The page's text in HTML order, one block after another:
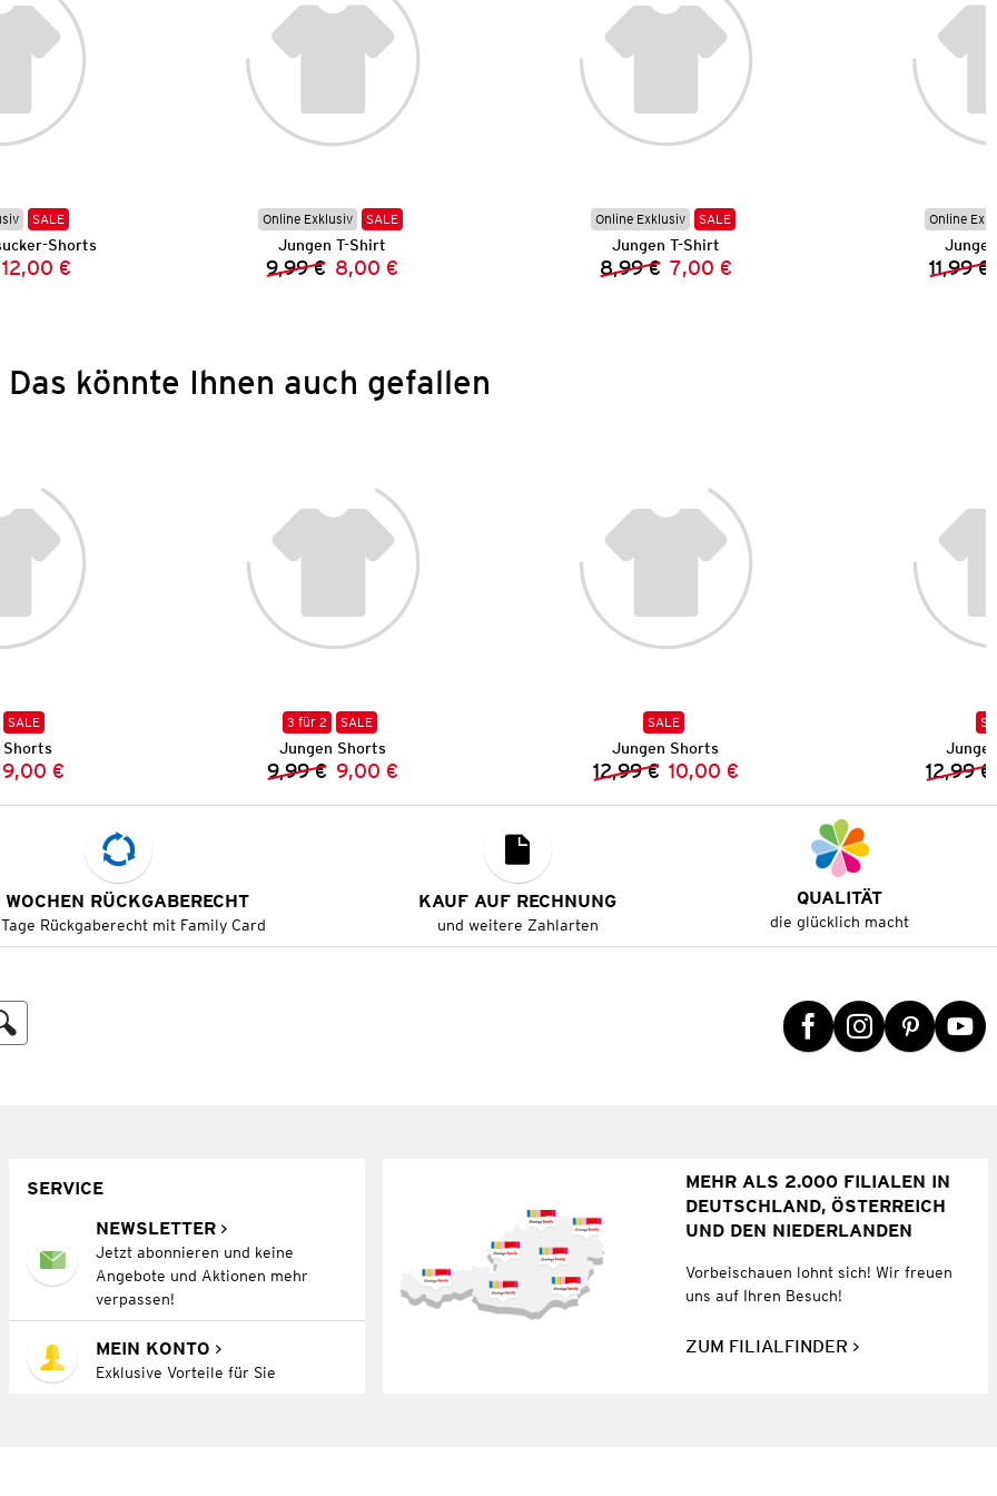
SALE
Shorts
Preis:
Preis:
12,00 €
Online Exklusiv SALE
Jungen T-Shirt
Vorheriger Preis:
9,99 € Neuer Preis:
8,00 €
Online Exklusiv SALE
Jungen T-Shirt
Vorheriger Preis:
8,99 € Neuer Preis:
7,00 €
Online
11,99 €
Das könnte Ihnen auch gefallen
SALE
Shorts
Preis:
Preis:
9,00 €
3 für 2 SALE
Jungen Shorts
Vorheriger Preis:
9,99 € Neuer Preis:
9,00 €
SALE
Jungen Shorts
Vorheriger Preis:
12,99 € Neuer Preis:
10,00 € 12,99 €
RÜCKGABERECHT
Rückgaberecht mit Family Card
KAUF AUF RECHNUNG
und weitere Zahlarten
QUALITÄT
die glücklich macht
SERVICE
NEWSLETTER
Jetzt abonnieren und keine
Angebote und Aktionen mehr
verpassen!
MEIN KONTO
Exklusive Vorteile für Sie
MEHR ALS 2.000 FILIALEN IN
DEUTSCHLAND, ÖSTERREICH
UND DEN NIEDERLANDEN
Vorbeischauen lohnt sich! Wir freuen
uns auf Ihren Besuch!
ZUM FILIALFINDER